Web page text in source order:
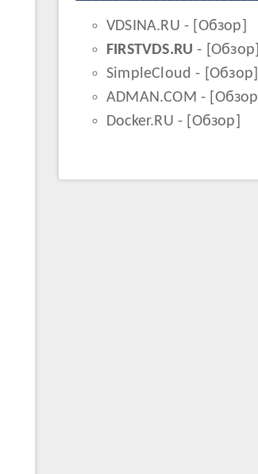
VDSINA.RU - [ Обзор
FIRSTVDS.RU - [Обзор
SimpleCloud - [Обзор
ADMAN.COM - [ Обзор
Docker.RU - [ Обзор